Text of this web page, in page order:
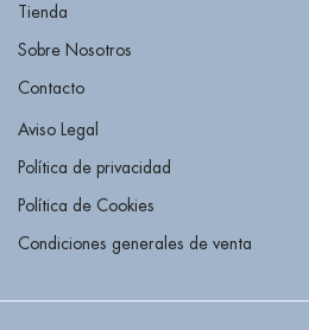
Tienda
Sobre Nosotros
Contacto
Aviso Legal
Política de privacidad
Política de Cookies
Condiciones generales de venta